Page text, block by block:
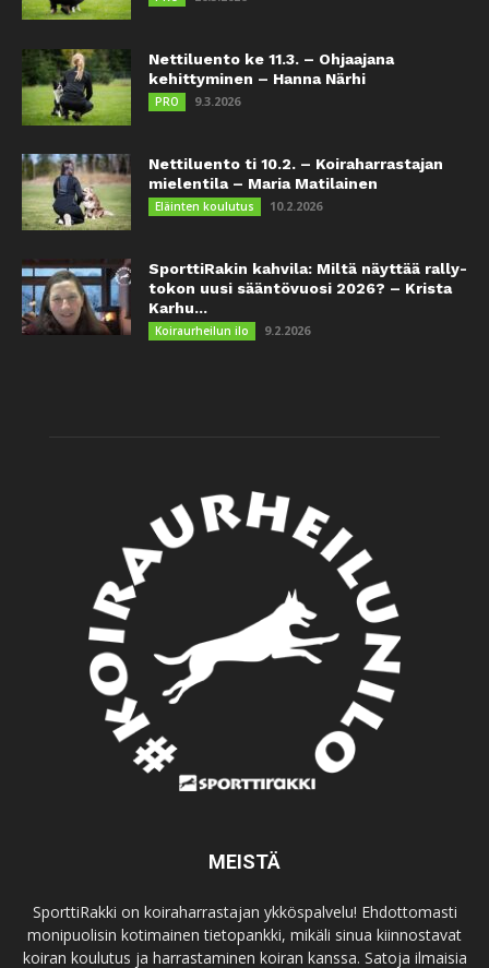
Nettiluento ke 11.3. – Ohjaajana
kehittyminen – Hanna Närhi
PRO 9.3.2026
Nettiluento ti 10.2. – Koiraharrastajan
mielentila – Maria Matilainen
Eläinten koulutus 10.2.2026
SporttiRakin kahvila: Miltä näyttää rally-
tokon uusi sääntövuosi 2026? – Krista
Karhu...
Koiraurheilun ilo 9.2.2026
MEISTÄ
SporttiRakki on koiraharrastajan ykköspalvelu! Ehdottomasti
monipuolisin kotimainen tietopankki, mikäli sinua kiinnostavat
koiran koulutus ja harrastaminen koiran kanssa. Satoja ilmaisia